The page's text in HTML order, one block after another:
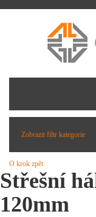
Zobrazit filtr kategorie
O krok zpět
Střešní
120mm